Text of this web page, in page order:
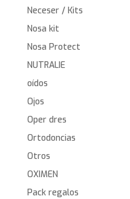
Neceser / Kits
Nosa kit
Nosa Protect
NUTRALIE
oídos
Ojos
Oper dres
Ortodoncias
Otros
OXIMEN
Pack regalos